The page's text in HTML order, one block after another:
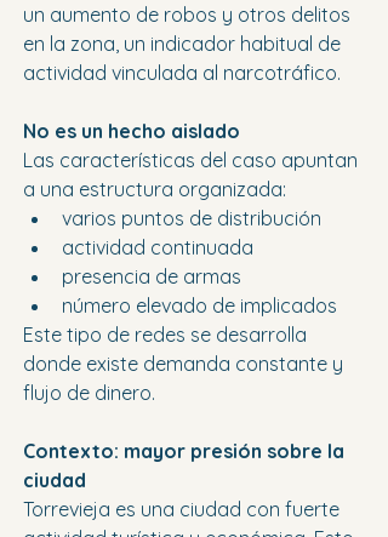
un aumento de robos y otros delitos
en la zona, un indicador habitual de
actividad vinculada al narcotráfico.
No es un hecho aislado
Las características del caso apuntan
a una estructura organizada:
varios puntos de distribución
actividad continuada
presencia de armas
número elevado de implicados
Este tipo de redes se desarrolla
donde existe demanda constante y
flujo de dinero.
Contexto: mayor presión sobre la
ciudad
Torrevieja es una ciudad con fuerte